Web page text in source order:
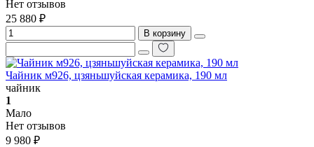
Нет отзывов
25 880 ₽
В корзину
Чайник м926, цзяньшуйская керамика, 190 мл
чайник
1
Мало
Нет отзывов
9 980 ₽